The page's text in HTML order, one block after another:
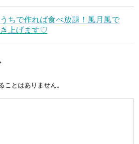
ちで作れば食べ放題！風月風で
上げます♡
ことはありません。